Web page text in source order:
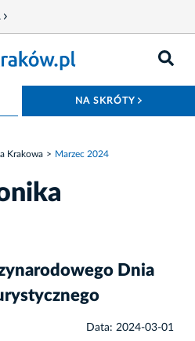
NA SKRÓTY
Krakowa Marzec 2024
Dnia
Data: 2024-03-01